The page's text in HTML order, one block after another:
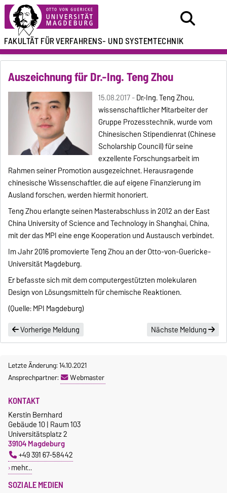
FAKULTÄT FÜRVERFAHRENS- UND SYSTEMTECHNIK
Auszeichnung für Dr.-Ing. Teng Zhou
15.08.2017 -Dr.-Ing. Teng Zhou,
wissenschaftlicher Mitarbeiter der
Gruppe Prozesstechnik, wurde vom
Chinesischen Stipendienrat (Chinese
Scholarship Council) für seine
exzellente Forschungsarbeit im
Rahmen seiner Promotion ausgezeichnet. Herausragende
chinesische Wissenschaftler, die auf eigene Finanzierung im
Ausland forschen, werden hiermit honoriert.
Teng Zhou erlangte seinen Masterabschluss in 2012 an der East
China University of Science and Technology in Shanghai, China,
mit der das MPI eine enge Kooperation und Austausch verbindet.
Im Jahr 2016 promovierte Teng Zhou an der Otto-von-Guericke-
Universität Magdeburg.
Er befasste sich mit dem computergestützten molekularen
Design von Lösungsmitteln für chemische Reaktionen.
(Quelle: MPI Magdeburg)
Vorherige Meldung
Nächste Meldung
Letzte Änderung: 14.10.2021
Ansprechpartner:
Webmaster
SOZIALE MEDIEN
KONTAKT
Kerstin Bernhard
Gebäude 10 | Raum 103
Universitätsplatz 2
39104 Magdeburg
+49 391 67-58442
mehr…